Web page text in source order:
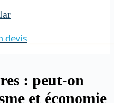
devis
: peut-on
et économie